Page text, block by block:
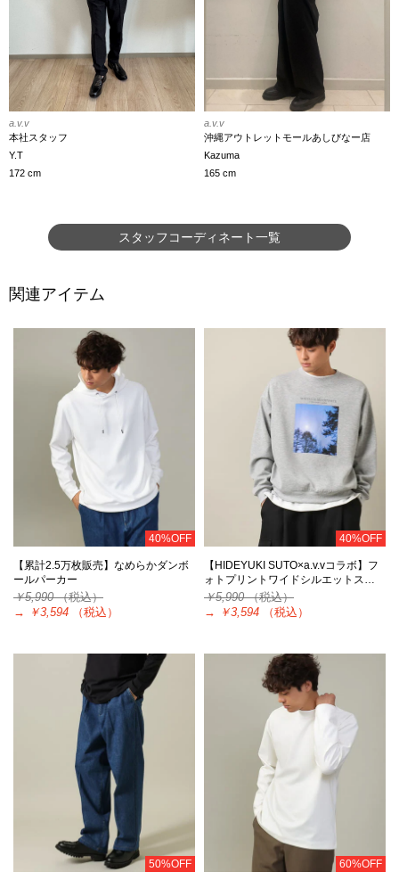
a.v.v
本社スタッフ
Y.T
172 cm
a.v.v
沖縄アウトレットモールあしびなー店
Kazuma
165 cm
スタッフコーディネート一覧
関連アイテム
40%OFF
【累計2.5万枚販売】なめらかダンボ
ールパーカー
￥5,990（税込）
→
￥3,594 （税込）
40%OFF
【HIDEYUKI SUTO×a.v.vコラボ】フ
ォトプリントワイドシルエットス…
￥5,990（税込）
→
￥3,594 （税込）
50%OFF 60%OFF